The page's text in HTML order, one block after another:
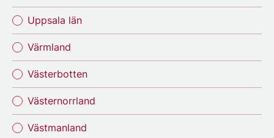
Uppsala län
Värmland
Västerbotten
Västernorrland
Västmanland